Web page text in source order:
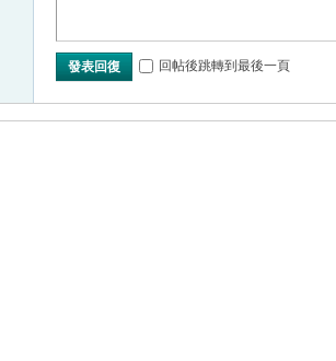
發表回復 回帖後跳轉到最後一頁